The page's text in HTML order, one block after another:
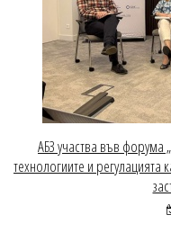
АБЗ участва във форума
технологиите и регулацията